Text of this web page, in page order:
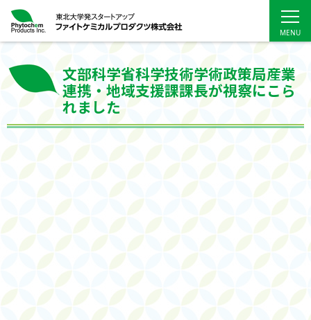
文部科学省科学技術学術政策局産業
連携・地域支援課課長が視察にこら
れました